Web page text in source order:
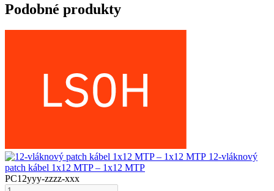
Podobné produkty
12-vláknový
patch kábel 1x12 MTP – 1x12 MTP
PC12yyy-zzzz-xxx